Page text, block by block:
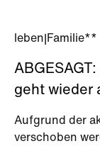
leben Familie**
geht wieder
Aufgrund der
verschoben